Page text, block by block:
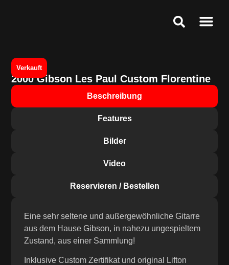
Verkauft
2000 Gibson Les Paul Custom Florentine
Beschreibung
Features
Bilder
Video
Reservieren / Bestellen
Eine sehr seltene und außergewöhnliche Gitarre
aus dem Hause Gibson, in nahezu ungespieltem
Zustand, aus einer Sammlung!
Inklusive Custom Zertifikat und original Lifton